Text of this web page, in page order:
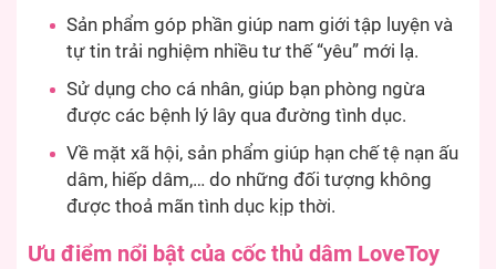
Sản phẩm góp phần giúp nam giới tập luyện và
tự tin trải nghiệm nhiều tư thế “yêu” mới lạ.
Sử dụng cho cá nhân, giúp bạn phòng ngừa
được các bệnh lý lây qua đường tình dục.
Về mặt xã hội, sản phẩm giúp hạn chế tệ nạn ấu
dâm, hiếp dâm,… do những đối tượng không
được thoả mãn tình dục kịp thời.
Ưu điểm nổi bật của cốc thủ dâm LoveToy